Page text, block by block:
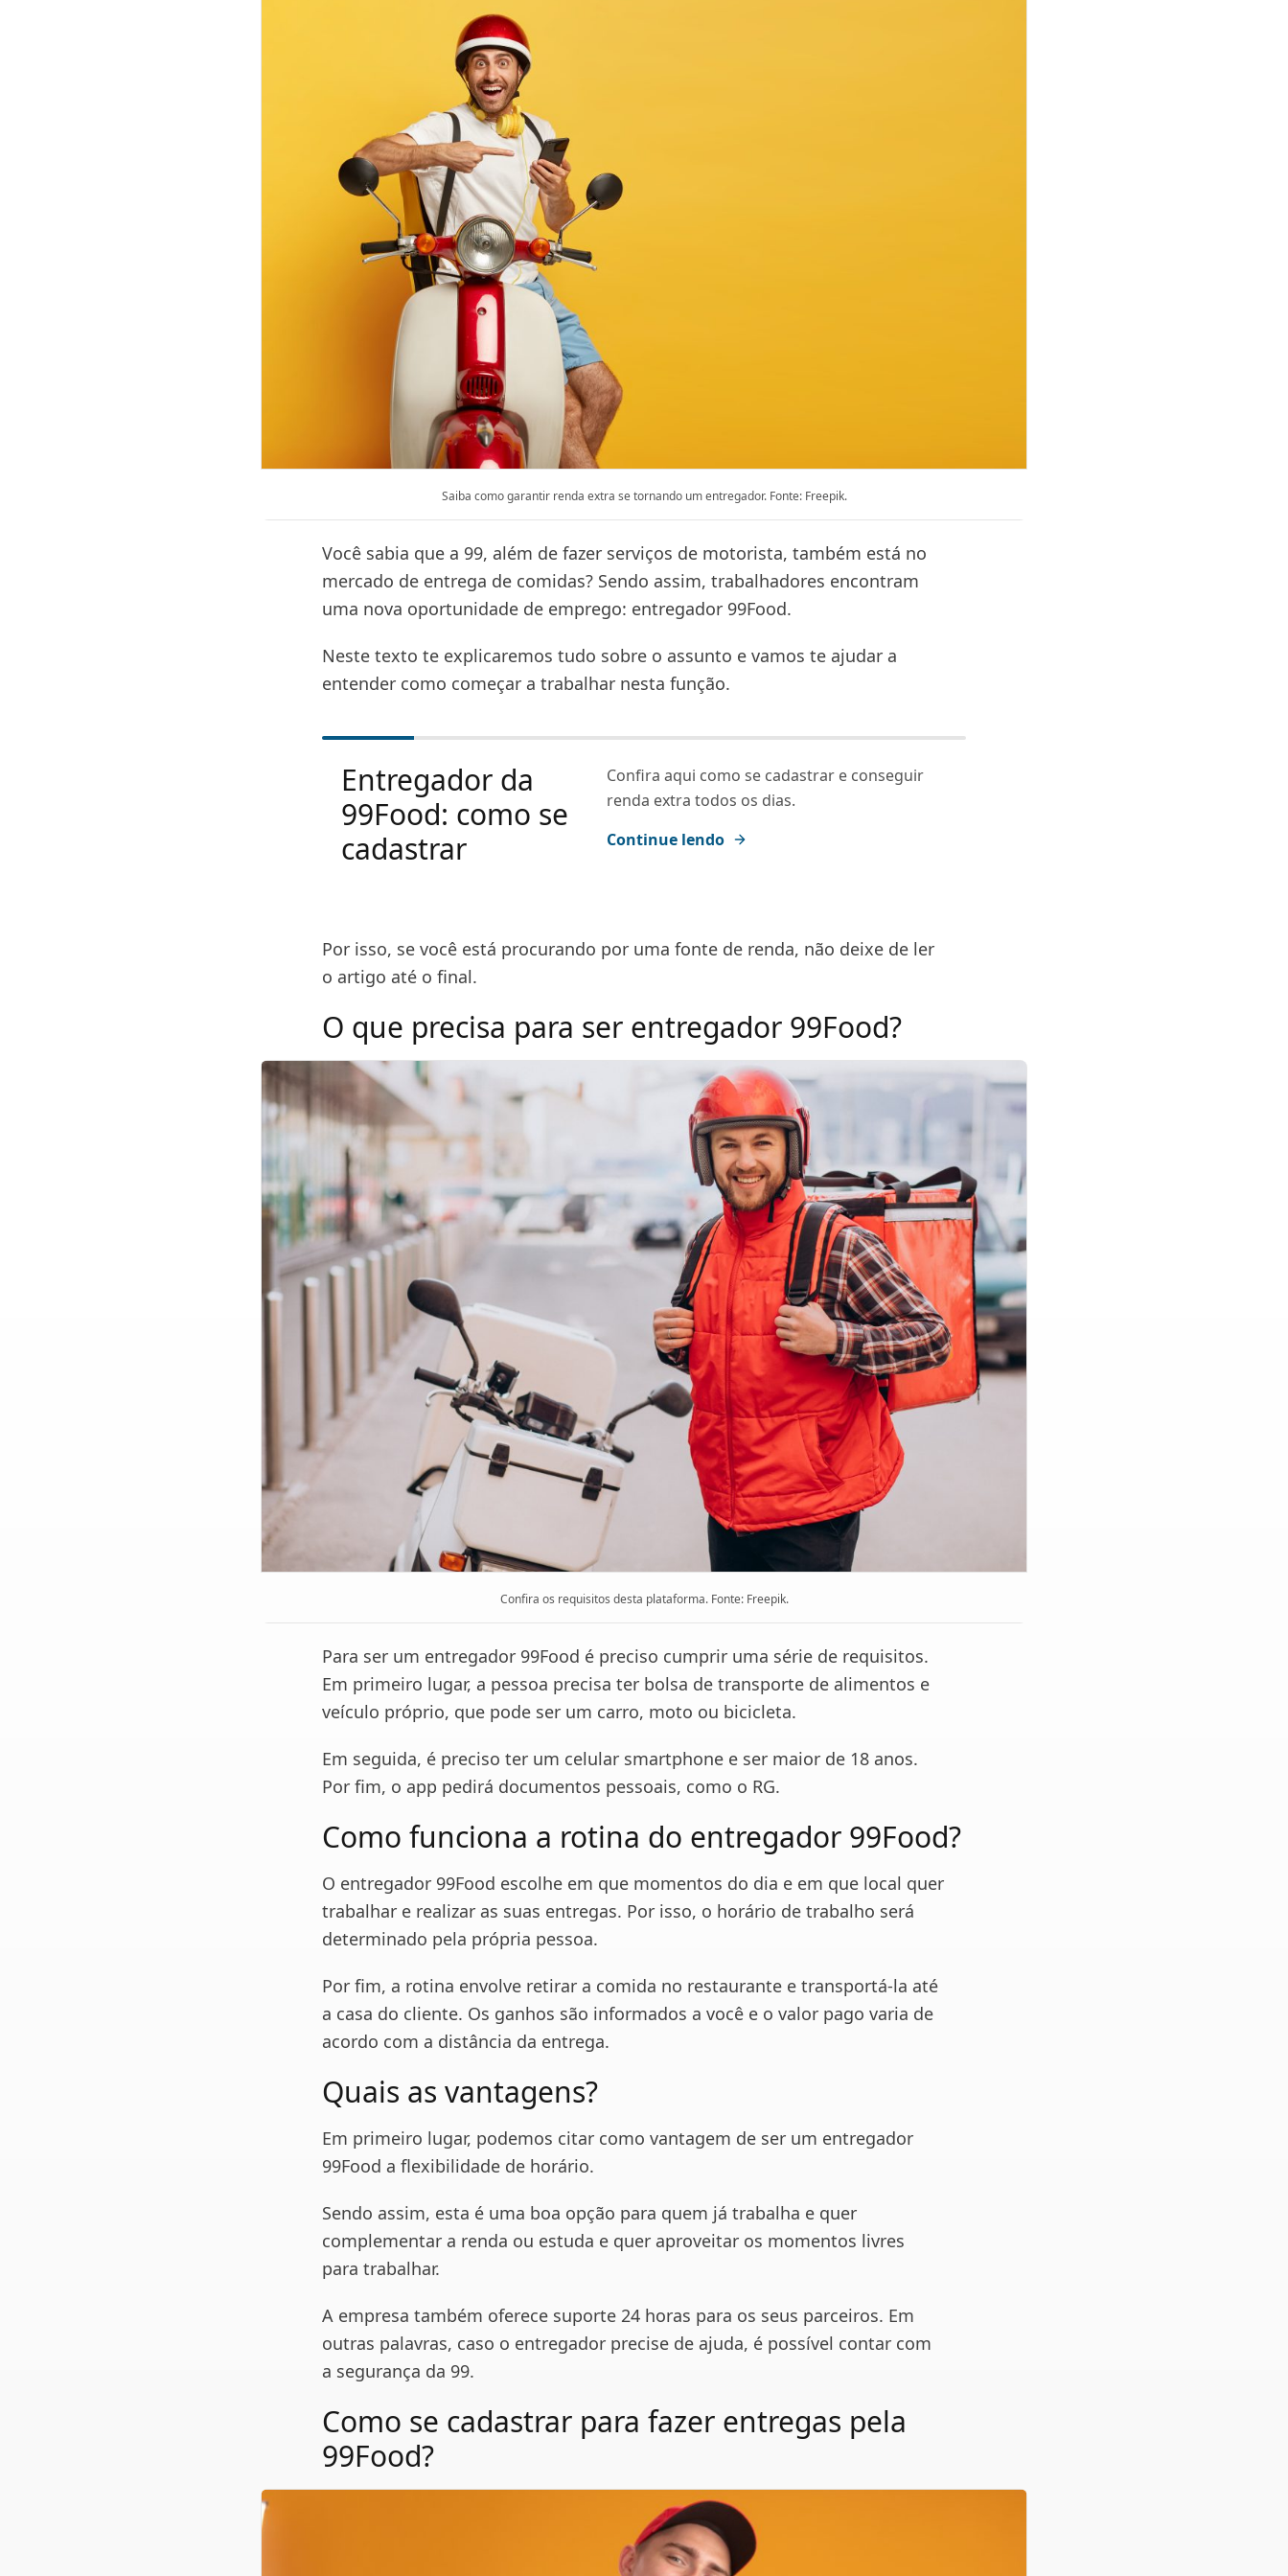
Saiba como garantir renda extra se tornando um entregador. Fonte: Freepik.
Você sabia que a 99, além de fazer serviços de motorista, também está no
mercado de entrega de comidas? Sendo assim, trabalhadores encontram
uma nova oportunidade de emprego: entregador 99Food.
Neste texto te explicaremos tudo sobre o assunto e vamos te ajudar a
entender como começar a trabalhar nesta função.
Entregador da
99Food: como se
cadastrar
Confira aqui como se cadastrar e conseguir
renda extra todos os dias.
Continue lendo
Por isso, se você está procurando por uma fonte de renda, não deixe de ler
o artigo até o final.
O que precisa para ser entregador 99Food?
Confira os requisitos desta plataforma. Fonte: Freepik.
Para ser um entregador 99Food é preciso cumprir uma série de requisitos.
Em primeiro lugar, a pessoa precisa ter bolsa de transporte de alimentos e
veículo próprio, que pode ser um carro, moto ou bicicleta.
Em seguida, é preciso ter um celular smartphone e ser maior de 18 anos.
Por fim, o app pedirá documentos pessoais, como o RG.
Como funciona a rotina do entregador 99Food?
O entregador 99Food escolhe em que momentos do dia e em que local quer
trabalhar e realizar as suas entregas. Por isso, o horário de trabalho será
determinado pela própria pessoa.
Por fim, a rotina envolve retirar a comida no restaurante e transportá-la até
a casa do cliente. Os ganhos são informados a você e o valor pago varia de
acordo com a distância da entrega.
Quais as vantagens?
Em primeiro lugar, podemos citar como vantagem de ser um entregador
99Food a flexibilidade de horário.
Sendo assim, esta é uma boa opção para quem já trabalha e quer
complementar a renda ou estuda e quer aproveitar os momentos livres
para trabalhar.
A empresa também oferece suporte 24 horas para os seus parceiros. Em
outras palavras, caso o entregador precise de ajuda, é possível contar com
a segurança da 99.
Como se cadastrar para fazer entregas pela
99Food?